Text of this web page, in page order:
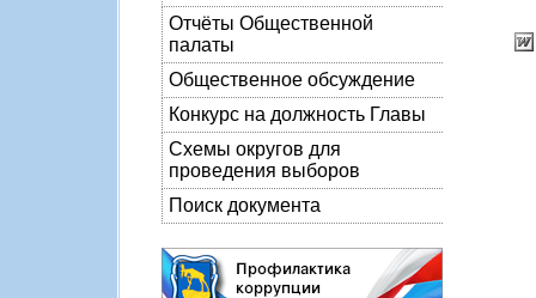
Отчёты Общественной
палаты
Общественное обсуждение
Конкурс на должность Главы
Схемы округов для
проведения выборов
Поиск документа